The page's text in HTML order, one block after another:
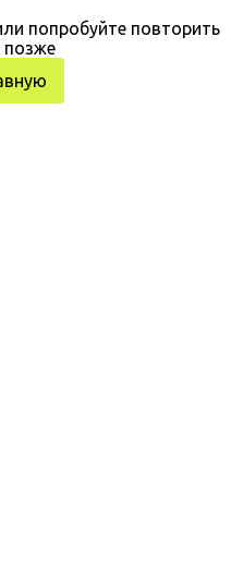
попробуйте повторить
позже